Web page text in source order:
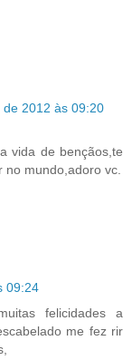
2012 às 09:20
vida de bençãos,te
mundo,adoro vc.
09:24
felicidades a
me fez rir